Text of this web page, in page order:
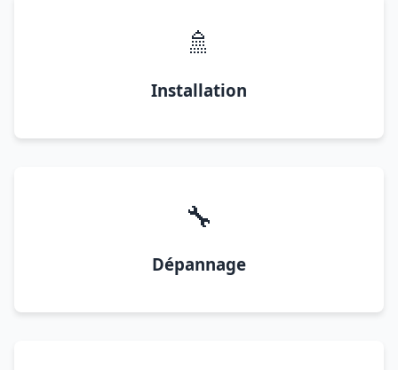
🚿
Installation
🔧
Dépannage